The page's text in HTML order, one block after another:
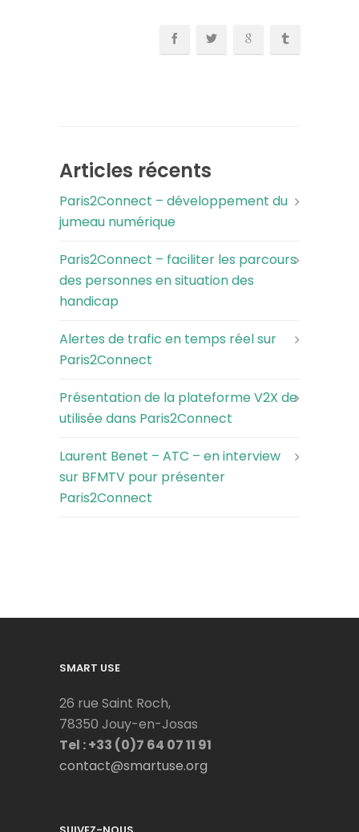
Articles récents
Paris2Connect – développement du
jumeau numérique
Paris2Connect – faciliter les parcours
des personnes en situation des
handicap
Alertes de trafic en temps réel sur
Paris2Connect
Présentation de la plateforme V2X de
utilisée dans Paris2Connect
Laurent Benet – ATC – en interview
sur BFMTV pour présenter
Paris2Connect
SMART USE
26 rue Saint Roch,
78350 Jouy-en-Josas
Tel : +33 (0)7 64 07 11 91
contact@smartuse.org